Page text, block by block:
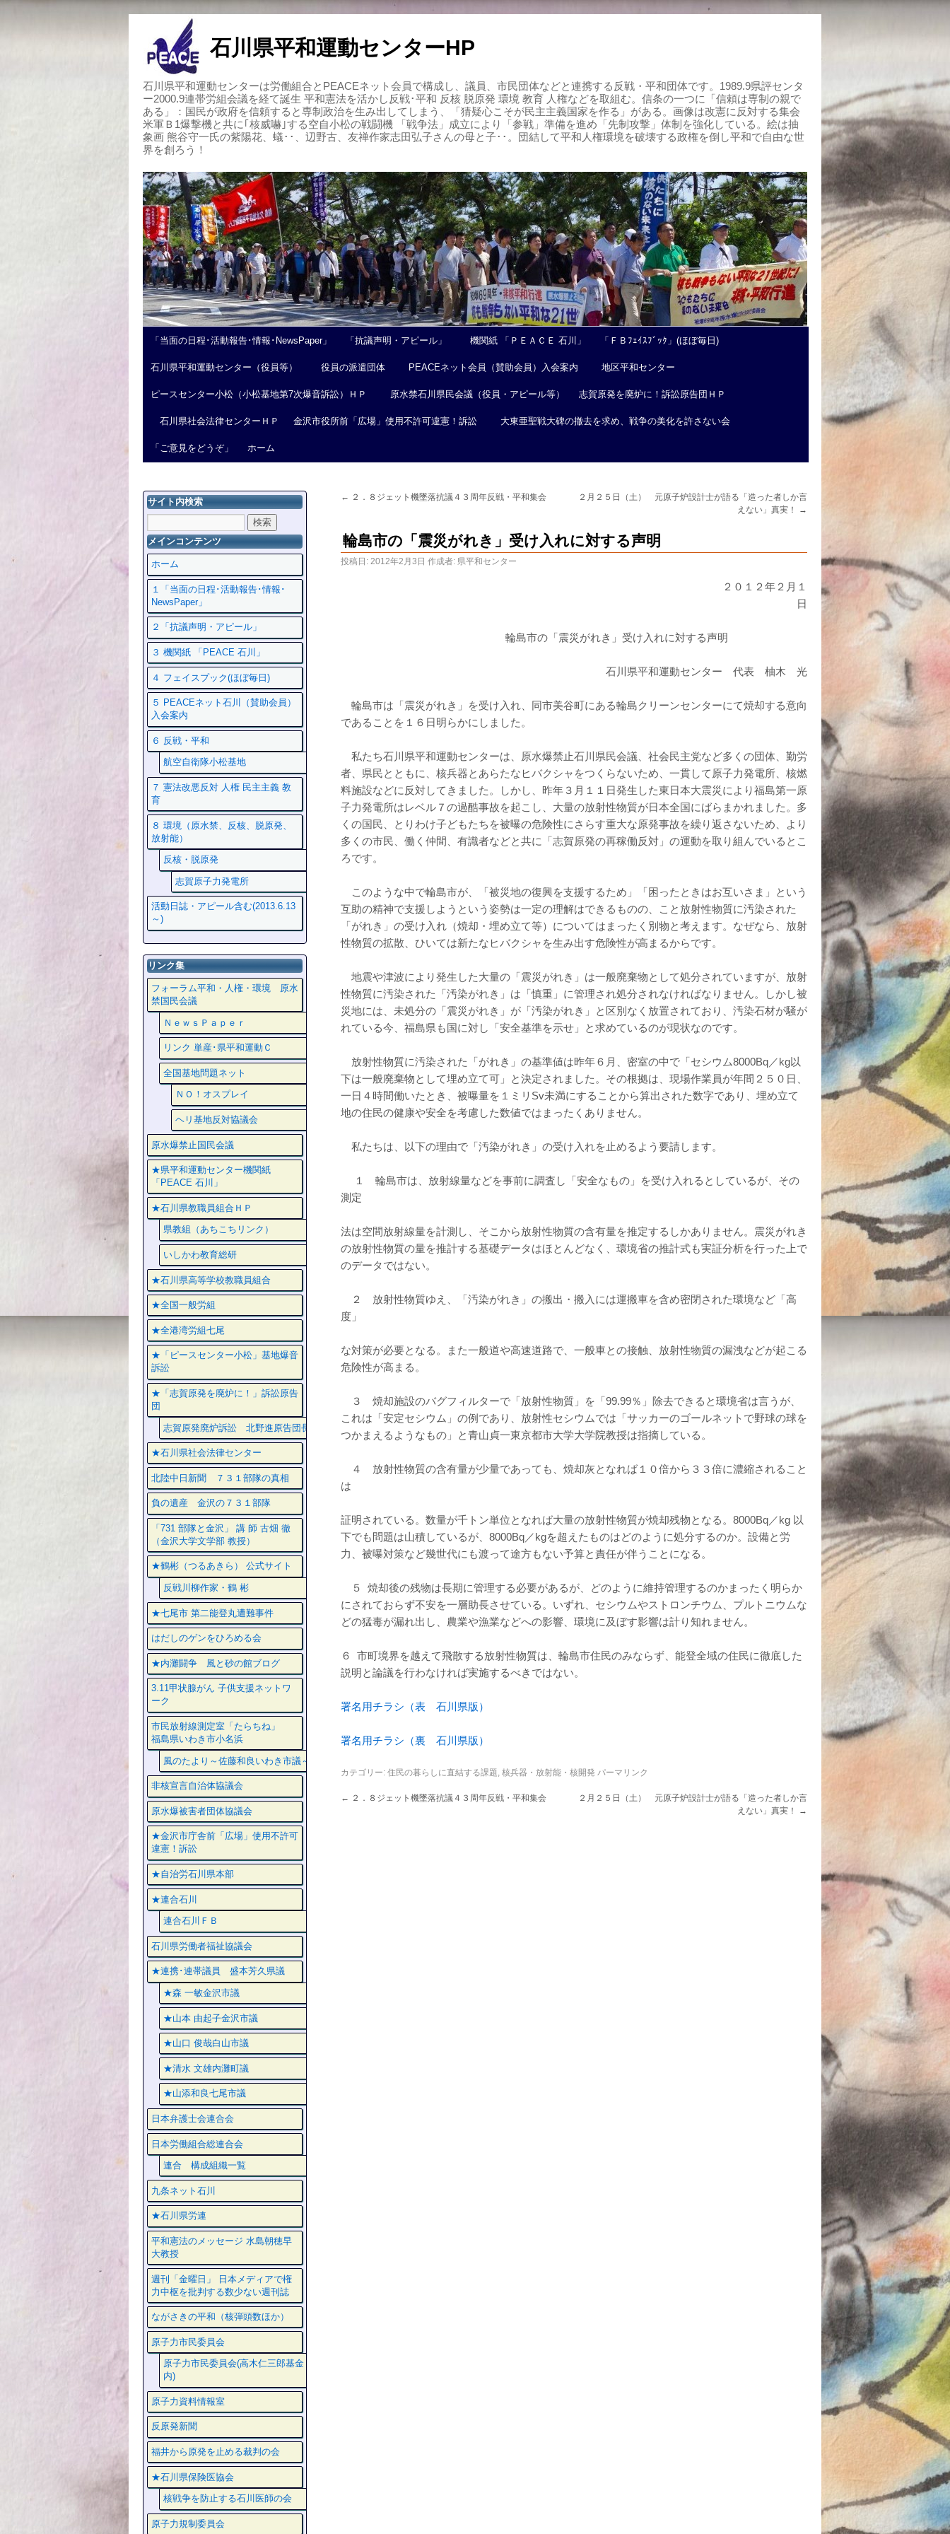
石川県平和運動センターHP
石川県平和運動センターは労働組合とPEACEネット会員で構成し、議員、市民団体などと連携する反戦・平和団体です。1989.9県評センタ
ー2000.9連帯労組会議を経て誕生 平和憲法を活かし反戦･平和 反核 脱原発 環境 教育 人権などを取組む。信条の一つに「信頼は専制の親で
ある」：国民が政府を信頼すると専制政治を生み出してしまう、「猜疑心こそが民主主義国家を作る」がある。画像は改憲に反対する集会
米軍Ｂ1爆撃機と共に｢核威嚇｣する空自小松の戦闘機 「戦争法」成立により「参戦」準備を進め「先制攻撃」体制を強化している。絵は抽
象画 熊谷守一氏の紫陽花、蟻･･、辺野古、友禅作家志田弘子さんの母と子･･。団結して平和人権環境を破壊する政権を倒し平和で自由な世
界を創ろう！
「当面の日程･活動報告･情報･NewsPaper」 「抗議声明・アピール」 機関紙 「ＰＥＡＣＥ 石川」 「ＦＢﾌｪｲｽﾌﾞｯｸ」(ほぼ毎日)
石川県平和運動センター（役員等） 役員の派遣団体 PEACEネット会員（賛助会員）入会案内 地区平和センター
ピースセンター小松（小松基地第7次爆音訴訟）ＨＰ 原水禁石川県民会議（役員・アピール等） 志賀原発を廃炉に！訴訟原告団ＨＰ
石川県社会法律センターＨＰ 金沢市役所前「広場」使用不許可違憲！訴訟 大東亜聖戦大碑の撤去を求め、戦争の美化を許さない会
「ご意見をどうぞ」 ホーム
← ２．８ジェット機墜落抗議４３周年反戦・平和集会
２月２５日（土） 元原子炉設計士が語る「造った者しか言
えない」真実！
→
輪島市の「震災がれき」受け入れに対する声明
投稿日: 2012年2月3日 作成者: 県平和センター
２０１２年２月１
日
輪島市の「震災がれき」受け入れに対する声明
石川県平和運動センター 代表 柚木 光
輪島市は「震災がれき」を受け入れ、同市美谷町にある輪島クリーンセンターにて焼却する意向
であることを１６日明らかにしました。
私たち石川県平和運動センターは、原水爆禁止石川県民会議、社会民主党など多くの団体、勤労
者、県民とともに、核兵器とあらたなヒバクシャをつくらないため、一貫して原子力発電所、核燃
料施設などに反対してきました。しかし、昨年３月１１日発生した東日本大震災により福島第一原
子力発電所はレベル７の過酷事故を起こし、大量の放射性物質が日本全国にばらまかれました。多
くの国民、とりわけ子どもたちを被曝の危険性にさらす重大な原発事故を繰り返さないため、より
多くの市民、働く仲間、有識者などと共に「志賀原発の再稼働反対」の運動を取り組んでいるとこ
ろです。
このような中で輪島市が、「被災地の復興を支援するため」「困ったときはお互いさま」という
互助の精神で支援しようという姿勢は一定の理解はできるものの、こと放射性物質に汚染された
「がれき」の受け入れ（焼却・埋め立て等）についてはまったく別物と考えます。なぜなら、放射
性物質の拡散、ひいては新たなヒバクシャを生み出す危険性が高まるからです。
地震や津波により発生した大量の「震災がれき」は一般廃棄物として処分されていますが、放射
性物質に汚染された「汚染がれき」は「慎重」に管理され処分されなければなりません。しかし被
災地には、未処分の「震災がれき」が「汚染がれき」と区別なく放置されており、汚染石材が騒が
れている今、福島県も国に対し「安全基準を示せ」と求めているのが現状なのです。
放射性物質に汚染された「がれき」の基準値は昨年６月、密室の中で「セシウム8000Bq／kg以
下は一般廃棄物として埋め立て可」と決定されました。その根拠は、現場作業員が年間２５０日、
一日４時間働いたとき、被曝量を１ミリSv未満にすることから算出された数字であり、埋め立て
地の住民の健康や安全を考慮した数値ではまったくありません。
私たちは、以下の理由で「汚染がれき」の受け入れを止めるよう要請します。
１ 輪島市は、放射線量などを事前に調査し「安全なもの」を受け入れるとしているが、その
測定
法は空間放射線量を計測し、そこから放射性物質の含有量を推定するしかありません。震災がれき
の放射性物質の量を推計する基礎データはほとんどなく、環境省の推計式も実証分析を行った上で
のデータではない。
２ 放射性物質ゆえ、「汚染がれき」の搬出・搬入には運搬車を含め密閉された環境など「高
度」
な対策が必要となる。また一般道や高速道路で、一般車との接触、放射性物質の漏洩などが起こる
危険性が高まる。
３ 焼却施設のバグフィルターで「放射性物質」を「99.99％」除去できると環境省は言うが、
これは「安定セシウム」の例であり、放射性セシウムでは「サッカーのゴールネットで野球の球を
つかまえるようなもの」と青山貞一東京都市大学大学院教授は指摘している。
４ 放射性物質の含有量が少量であっても、焼却灰となれば１０倍から３３倍に濃縮されること
は
証明されている。数量が千トン単位となれば大量の放射性物質が焼却残物となる。8000Bq／kg 以
下でも問題は山積しているが、8000Bq／kgを超えたものはどのように処分するのか。設備と労
力、被曝対策など幾世代にも渡って途方もない予算と責任が伴うことになる。
５ 焼却後の残物は長期に管理する必要があるが、どのように維持管理するのかまったく明らか
にされておらず不安を一層助長させている。いずれ、セシウムやストロンチウム、プルトニウムな
どの猛毒が漏れ出し、農業や漁業などへの影響、環境に及ぼす影響は計り知れません。
６ 市町境界を越えて飛散する放射性物質は、輪島市住民のみならず、能登全域の住民に徹底した
説明と論議を行わなければ実施するべきではない。
署名用チラシ（表 石川県版）
署名用チラシ（裏 石川県版）
カテゴリー: 住民の暮らしに直結する課題, 核兵器・放射能・核開発 パーマリンク
← ２．８ジェット機墜落抗議４３周年反戦・平和集会
２月２５日（土） 元原子炉設計士が語る「造った者しか言
えない」真実！
→
サイト内検索
メインコンテンツ
ホーム
１「当面の日程･活動報告･情報･
NewsPaper」
２「抗議声明・アピール」
３ 機関紙 「PEACE 石川」
４ フェイスプック(ほぼ毎日)
５ PEACEネット石川（賛助会員）
入会案内
６ 反戦・平和
航空自衛隊小松基地
７ 憲法改悪反対 人権 民主主義 教
育
８ 環境（原水禁、反核、脱原発、
放射能）
反核・脱原発
志賀原子力発電所
活動日誌・アピール含む(2013.6.13
～)
リンク集
フォーラム平和・人権・環境 原水
禁国民会議
ＮｅｗｓＰａｐｅｒ
リンク 単産･県平和運動Ｃ
全国基地問題ネット
ＮＯ！オスプレイ
ヘリ基地反対協議会
原水爆禁止国民会議
★県平和運動センター機関紙
「PEACE 石川」
★石川県教職員組合ＨＰ
県教組（あちこちリンク）
いしかわ教育総研
★石川県高等学校教職員組合
★全国一般労組
★全港湾労組七尾
★「ピースセンター小松」基地爆音
訴訟
★「志賀原発を廃炉に！」訴訟原告
団
志賀原発廃炉訴訟 北野進原告団長
★石川県社会法律センター
北陸中日新聞 ７３１部隊の真相
負の遺産 金沢の７３１部隊
「731 部隊と金沢」 講 師 古畑 徹
（金沢大学文学部 教授）
★鶴彬（つるあきら） 公式サイト
反戦川柳作家・鶴 彬
★七尾市 第二能登丸遭難事件
はだしのゲンをひろめる会
★内灘闘争 風と砂の館ブログ
3.11甲状腺がん 子供支援ネットワ
ーク
市民放射線測定室「たらちね」
福島県いわき市小名浜
風のたより～佐藤和良いわき市議～
非核宣言自治体協議会
原水爆被害者団体協議会
★金沢市庁舎前「広場」使用不許可
違憲！訴訟
★自治労石川県本部
★連合石川
連合石川ＦＢ
石川県労働者福祉協議会
★連携･連帯議員 盛本芳久県議
★森 一敏金沢市議
★山本 由起子金沢市議
★山口 俊哉白山市議
★清水 文雄内灘町議
★山添和良七尾市議
日本弁護士会連合会
日本労働組合総連合会
連合 構成組織一覧
九条ネット石川
★石川県労連
平和憲法のメッセージ 水島朝穂早
大教授
週刊「金曜日」 日本メディアで権
力中枢を批判する数少ない週刊誌
ながさきの平和（核弾頭数ほか）
原子力市民委員会
原子力市民委員会(高木仁三郎基金
内)
原子力資料情報室
反原発新聞
福井から原発を止める裁判の会
★石川県保険医協会
核戦争を防止する石川医師の会
原子力規制委員会